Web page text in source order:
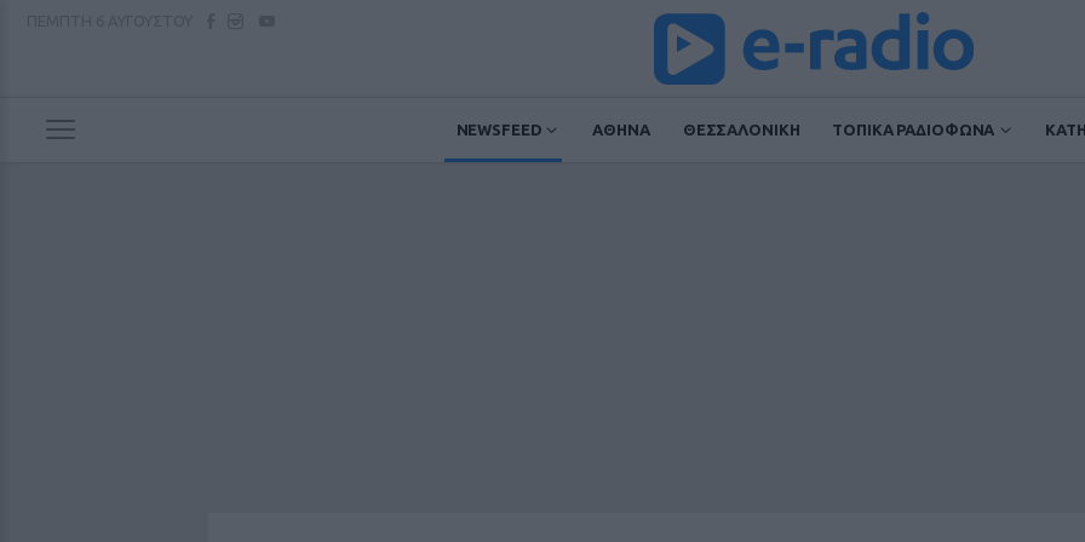
NEWSFEED ΑΘΗΝΑ ΘΕΣΣΑΛΟΝΙΚΗ ΤΟΠΙΚΑ ΡΑΔΙΟΦΩΝΑ